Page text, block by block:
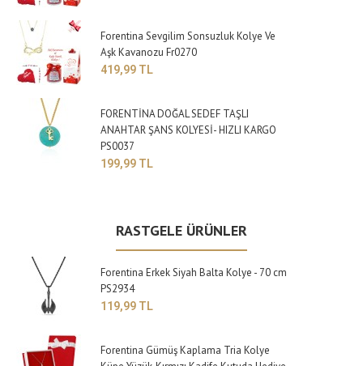
Forentina Sevgilim Sonsuzluk Kolye Ve
Aşk Kavanozu Fr0270
419,99 TL
FORENTİNA DOĞAL SEDEF TAŞLI
ANAHTAR ŞANS KOLYESİ- HIZLI KARGO
PS0037
199,99 TL
RASTGELE ÜRÜNLER
Forentina Erkek Siyah Balta Kolye - 70 cm
PS2934
119,99 TL
Forentina Gümüş Kaplama Tria Kolye